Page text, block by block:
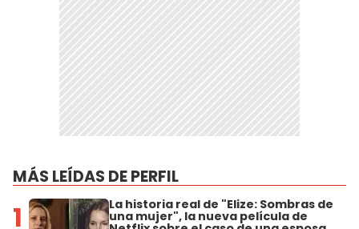
MÁS LEÍDAS DE PERFIL
1 La historia real de "Elize: Sombras de
una mujer", la nueva película de